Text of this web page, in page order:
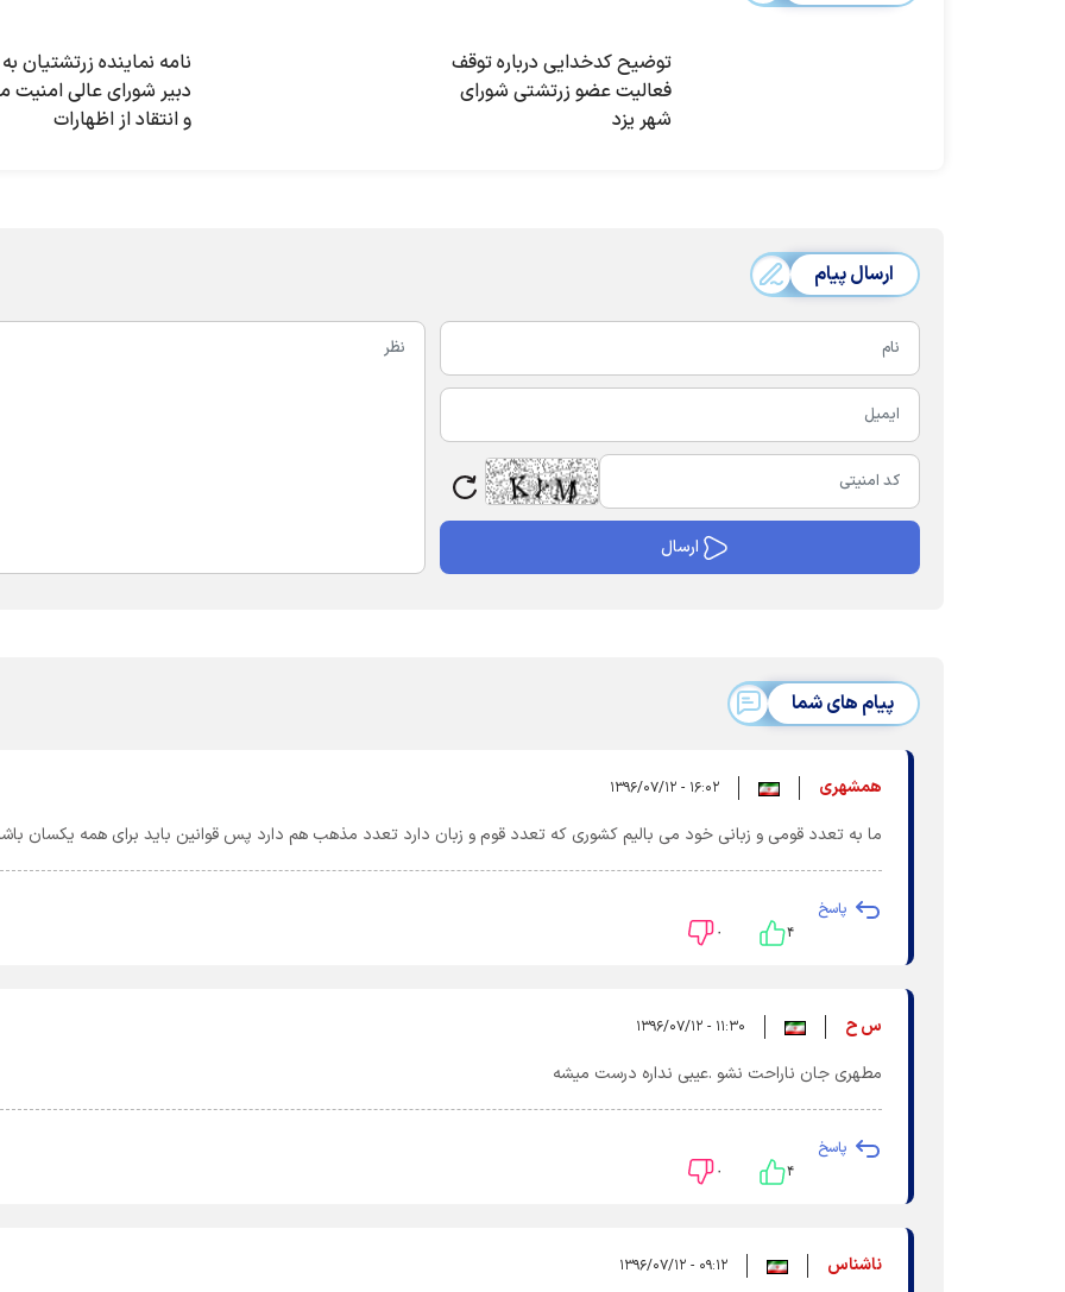
توضیح کدخدایی درباره توقف
فعالیت عضو زرتشتی شورای
شهر یزد
نامه نماینده زرتشتیان به
دبیر شورای عالی امنیت
و انتقاد از اظهارات
ارسال پیام
پیام های شما
همشهری ۱۶:۰۲ - ۱۳۹۶/۰۷/۱۲
ما به تعدد قومی و زبانی خود می بالیم کشوری که تعدد قوم و زبان دارد تعدد مذهب هم دارد پس قوانین باید برای همه یکسان
پاسخ
۴ ۰
س ح ۱۱:۳۰ - ۱۳۹۶/۰۷/۱۲
مطهری جان ناراحت نشو .عیبی نداره درست میشه
پاسخ
۴ ۰
ناشناس ۰۹:۱۲ - ۱۳۹۶/۰۷/۱۲